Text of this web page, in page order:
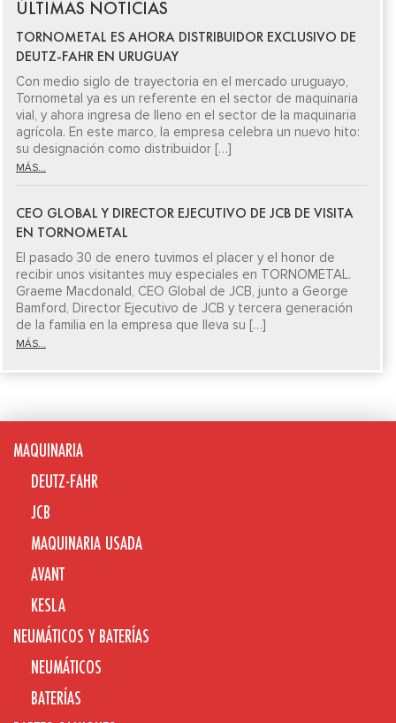
ÚLTIMAS NOTICIAS
TORNOMETAL ES AHORA DISTRIBUIDOR EXCLUSIVO DE
DEUTZ-FAHR EN URUGUAY
Con medio siglo de trayectoria en el mercado uruguayo,
Tornometal ya es un referente en el sector de maquinaria
vial, y ahora ingresa de lleno en el sector de la maquinaria
agrícola. En este marco, la empresa celebra un nuevo hito:
su designación como distribuidor […]
MÁS...
CEO GLOBAL Y DIRECTOR EJECUTIVO DE JCB DE VISITA
EN TORNOMETAL
El pasado 30 de enero tuvimos el placer y el honor de
recibir unos visitantes muy especiales en TORNOMETAL.
Graeme Macdonald, CEO Global de JCB, junto a George
Bamford, Director Ejecutivo de JCB y tercera generación
de la familia en la empresa que lleva su […]
MÁS...
MAQUINARIA
DEUTZ-FAHR
JCB
MAQUINARIA USADA
AVANT
KESLA
NEUMÁTICOS Y BATERÍAS
NEUMÁTICOS
BATERÍAS